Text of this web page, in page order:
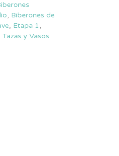
, Biberones de
, Etapa 1,
Tazas y Vasos